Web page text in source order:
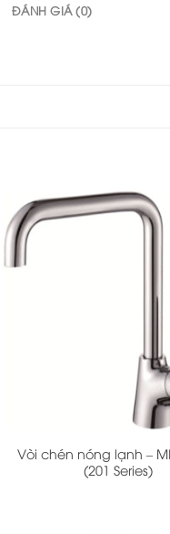
ĐÁNH GIÁ (0)
Vòi chén nóng lạnh –
(201 Series)